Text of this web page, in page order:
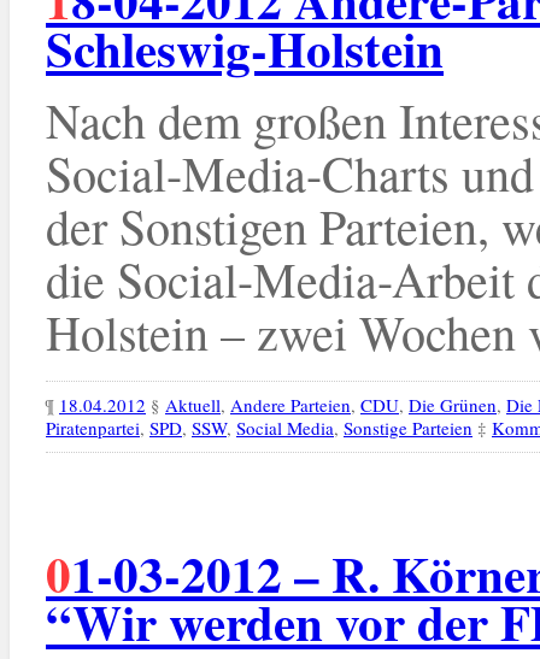
Schleswig-Holstein
Nach dem großen
Social-Media-Charts
der Sonstigen Parteien,
die Social-Media-Arbeit
Holstein – zwei Wochen
¶ 18.04.2012 § Aktuell, Andere Parteien, CDU, Die Grünen, Die
Piratenpartei, SPD, SSW, Social Media, Sonstige Parteien ‡
01-03-2012 – R. Körner (Familien-Partei Saarland):
“Wir werden vor der